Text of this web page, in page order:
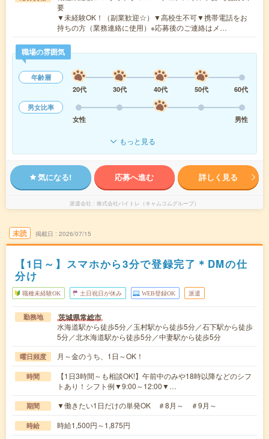
要
▼未経験OK！（副業歓迎☆）▼高校生不可▼携帯電話をお
持ちの方（業務連絡に使用）※応募後のご連絡はメ…
職場の雰囲気
年齢層
20代
30代 40代 50代
60代
男女比率
女性
男性
もっと見る
気になる! 応募へ進む 詳しく見る
派遣会社 株式会社バイトレ（キャムコムグループ）
未読 掲載日 2026/07/15
【1日～】スマホから3分で登録完了＊DMの仕
分け
職種未経験OK 土日祝日が休み WEB登録OK 派遣
勤務地 茨城県常総市
水海道駅から徒歩5分／玉村駅から徒歩5分／石下駅から徒歩
5分／北水海道駅から徒歩5分／中妻駅から徒歩5分
曜日頻度 月～金のうち、1日～OK！
時間
【1日3時間～も相談OK!】午前中のみや18時以降などのシフ
トあり！シフト例▼9:00～12:00▼…
期間 ▼働きたい1日だけの単発OK ＃8月～ ＃9月～
時給 時給1,500円～1,875円